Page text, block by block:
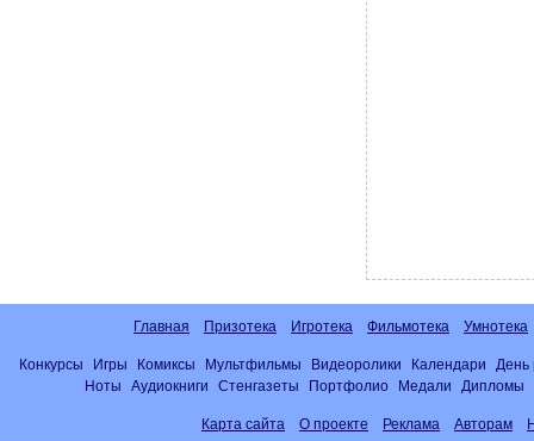
Главная Призотека Игротека Фильмотека Умнотека
Конкурсы Игры Комиксы Мультфильмы Видеоролики Календари
День
Ноты
Аудиокниги Стенгазеты Портфолио Медали Дипломы
Карта сайта О проекте Реклама Авторам